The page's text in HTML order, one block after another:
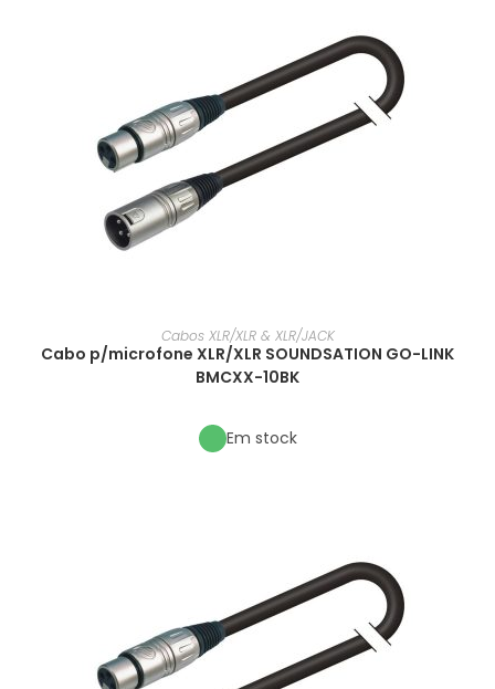
Cabos XLR/XLR & XLR/JACK
Cabo p/microfone XLR/XLR SOUNDSATION GO-LINK
BMCXX-10BK
Em stock